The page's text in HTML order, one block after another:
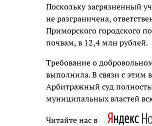
Поскольку загрязненный
не разграничена,
Приморского городского
почвам, в 12,4 млн рублей.
Требование о
выполнила. В связи с этим
Арбитражный суд
муниципальных властей
Читайте нас в